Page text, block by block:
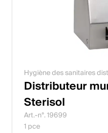
Hygiène des sanitaires
Distributeur
Sterisol
Art.-n°. 19699
1 pce